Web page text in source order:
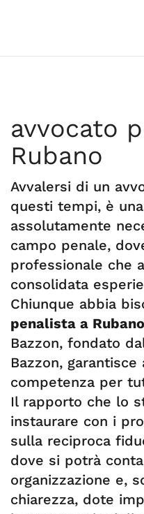
avvocato
Rubano
Avvalersi di un
questi tempi, è
assolutamente
campo penale,
professionale che
consolidata
Chiunque abbia
penalista a Rubano
Bazzon, fondato
Bazzon, garantisce
competenza per
Il rapporto che lo
instaurare con i
sulla reciproca
dove si potrà
organizzazione e,
chiarezza, dote